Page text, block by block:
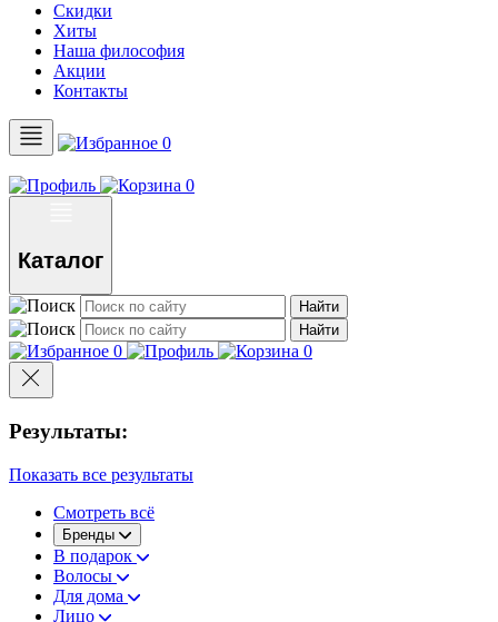
Скидки
Хиты
Наша философия
Акции
Контакты
0
0
Каталог
Найти
Найти
0 0
Результаты:
Показать все результаты
Смотреть всё
Бренды
В подарок
Волосы
Для дома
Лицо